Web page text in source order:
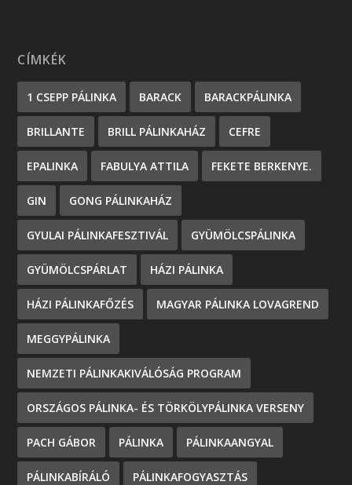
CÍMKÉK
1 CSEPP PÁLINKA BARACK BARACKPÁLINKA
BRILLANTE BRILL PÁLINKAHÁZ CEFRE
EPALINKA FABULYA ATTILA FEKETE BERKENYE.
GIN GONG PÁLINKAHÁZ
GYULAI PÁLINKAFESZTIVÁL GYÜMÖLCSPÁLINKA
GYÜMÖLCSPÁRLAT HÁZI PÁLINKA
HÁZI PÁLINKAFŐZÉS MAGYAR PÁLINKA LOVAGREND
MEGGYPÁLINKA
NEMZETI PÁLINKAKIVÁLÓSÁG PROGRAM
ORSZÁGOS PÁLINKA- ÉS TÖRKÖLYPÁLINKA VERSENY
PACH GÁBOR PÁLINKA PÁLINKAANGYAL
PÁLINKABÍRÁLÓ PÁLINKAFOGYASZTÁS